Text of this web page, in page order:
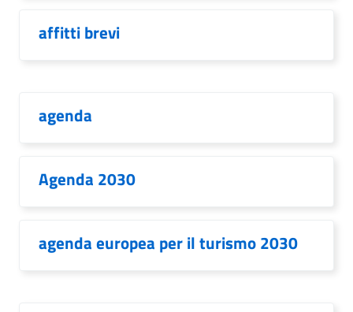
affitti brevi
agenda
Agenda 2030
agenda europea per il turismo 2030